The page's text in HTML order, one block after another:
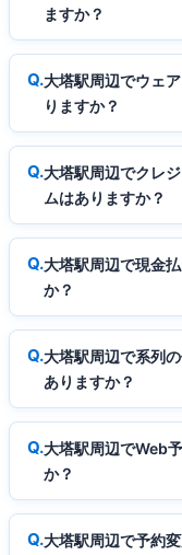
ますか？
大塔駅周辺でウェ
りますか？
大塔駅周辺でクレ
ムはありますか？
大塔駅周辺で現金
か？
大塔駅周辺で系列
ありますか？
大塔駅周辺でWeb
か？
大塔駅周辺で予約